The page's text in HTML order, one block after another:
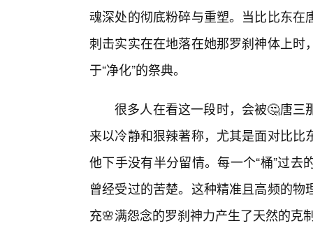
魂深处的彻底粉碎与重塑。当比比东
刺击实实在在地落在她那罗刹神体上
于“净化”的祭典。
很多人在看这一段时，会被🤔唐三
来以冷静和狠辣著称，尤其是面对比
他下手没有半分留情。每一个“桶”过
曾经受过的苦楚。这种精准且高频的
充🌸满怨念的罗刹神力产生了天然的克